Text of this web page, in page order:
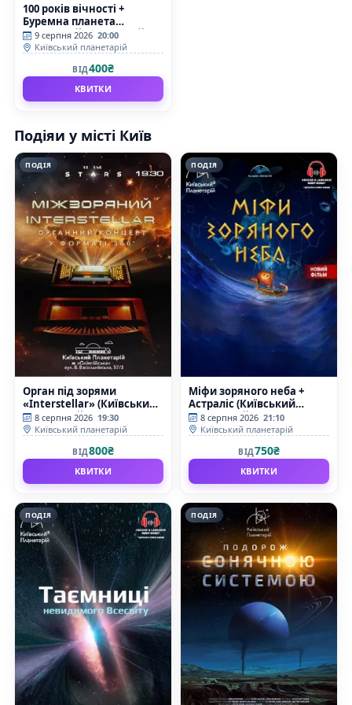
100 років вічності +
Буремна планета
(Київський планетарій)
9 серпня 2026 20:00
Київський планетарій
ВІД400₴
КВИТКИ
Подіяи у місті Київ
ПОДІЯ
Орган під зорями
«Interstellar» (Київський
планетарій)
8 серпня 2026 19:30
Київський планетарій
ВІД800₴
КВИТКИ
ПОДІЯ
Міфи зоряного неба +
Астраліс (Київський
планетарій)
8 серпня 2026 21:10
Київський планетарій
ВІД750₴
КВИТКИ
ПОДІЯ ПОДІЯ